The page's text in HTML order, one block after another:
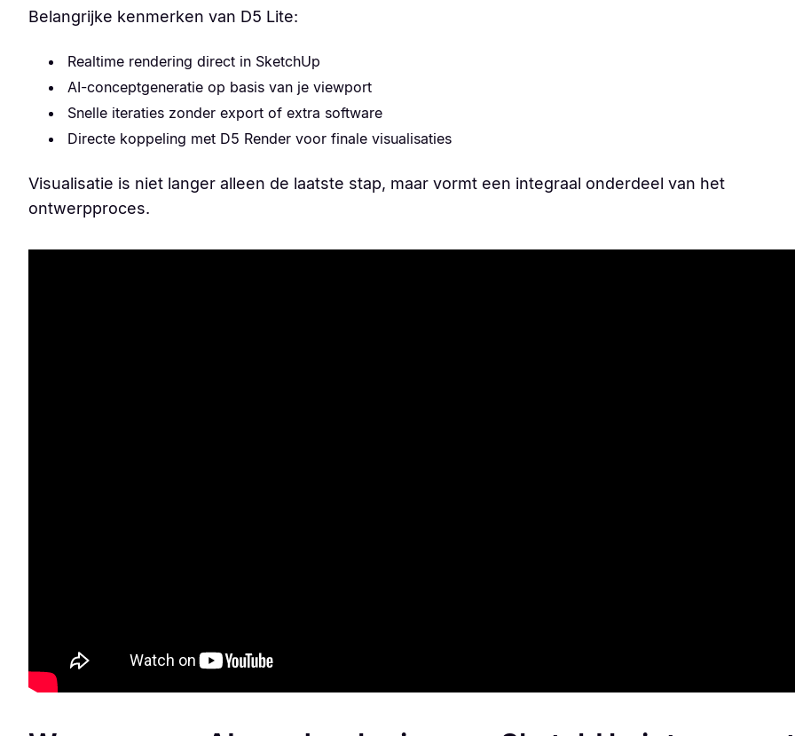
Belangrijke kenmerken van D5 Lite:
Realtime rendering direct in SketchUp
AI-conceptgeneratie op basis van je viewport
Snelle iteraties zonder export of extra software
Directe koppeling met D5 Render voor finale visualisaties
Visualisatie is niet langer alleen de laatste stap, maar vormt een integraal onderdeel van het
ontwerpproces.